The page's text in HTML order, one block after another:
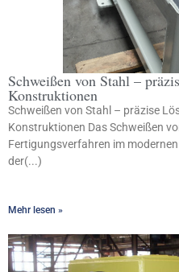
Schweißen von Stahl –
Konstruktionen
Schweißen von Stahl – präzise
Konstruktionen Das Schweißen
Fertigungsverfahren im
der(...)
Mehr lesen »